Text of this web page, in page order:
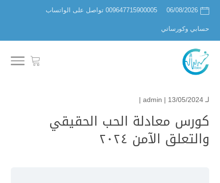
06/08/2026 009647715900005 تواصل على الواتساب
حسابي وكورساتي
لـ admin | 13/05/2024 |
كورس معادلة الحب الحقيقي
والتعلق الآمن ٢٠٢٤